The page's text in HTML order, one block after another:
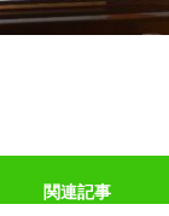
関連記事